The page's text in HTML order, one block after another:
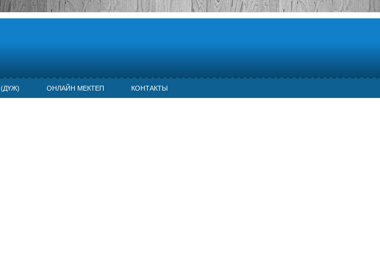
ОНЛАЙН МЕКТЕП КОНТАКТЫ